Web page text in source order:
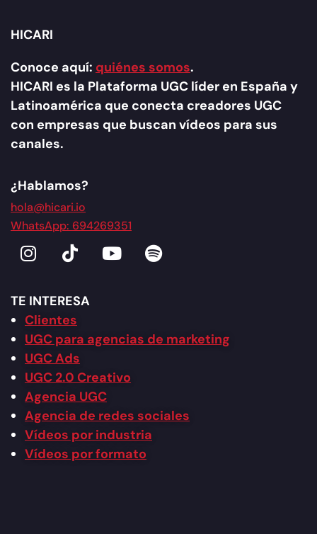
HICARI
Conoce aquí: quiénes somos.
HICARI es la Plataforma UGC líder en España y
Latinoamérica que conecta creadores UGC
con empresas que buscan vídeos para sus
canales.
¿Hablamos?
hola@hicari.io
WhatsApp: 694269351
TE INTERESA
Clientes
UGC para agencias de marketing
UGC Ads
UGC 2.0 Creativo
Agencia UGC
Agencia de redes sociales
Vídeos por industria
Vídeos por formato